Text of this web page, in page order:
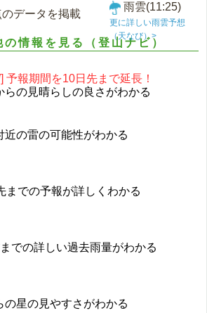
データを掲載
雨雲(11:25)
更に詳しい雨雲予想
（天なび）>
の情報を見る（登山ナビ）
予報期間を10日先まで延長！
らの見晴らしの良さがわかる
近の雷の可能性がわかる
までの予報が詳しくわかる
での詳しい過去雨量がわかる
の星の見やすさがわかる